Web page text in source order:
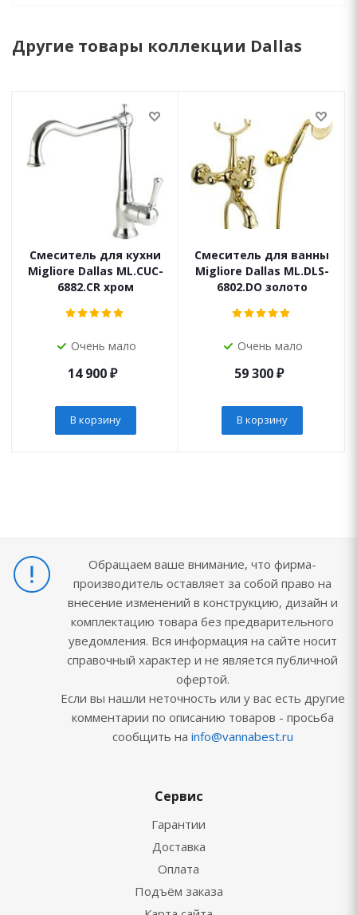
Другие товары коллекции Dallas
Смеситель для кухни
Migliore Dallas ML.CUC-
6882.CR хром
Очень мало
14 900₽
В корзину
Смеситель для ванны
Migliore Dallas ML.DLS-
6802.DO золото
Очень мало
59 300₽
В корзину
Обращаем ваше внимание, что фирма-
производитель оставляет за собой право на
внесение изменений в конструкцию, дизайн и
комплектацию товара без предварительного
уведомления. Вся информация на сайте носит
справочный характер и не является публичной
офертой.
Если вы нашли неточность или у вас есть другие
комментарии по описанию товаров - просьба
сообщить на info@vannabest.ru
Сервис
Гарантии
Доставка
Оплата
Подъём заказа